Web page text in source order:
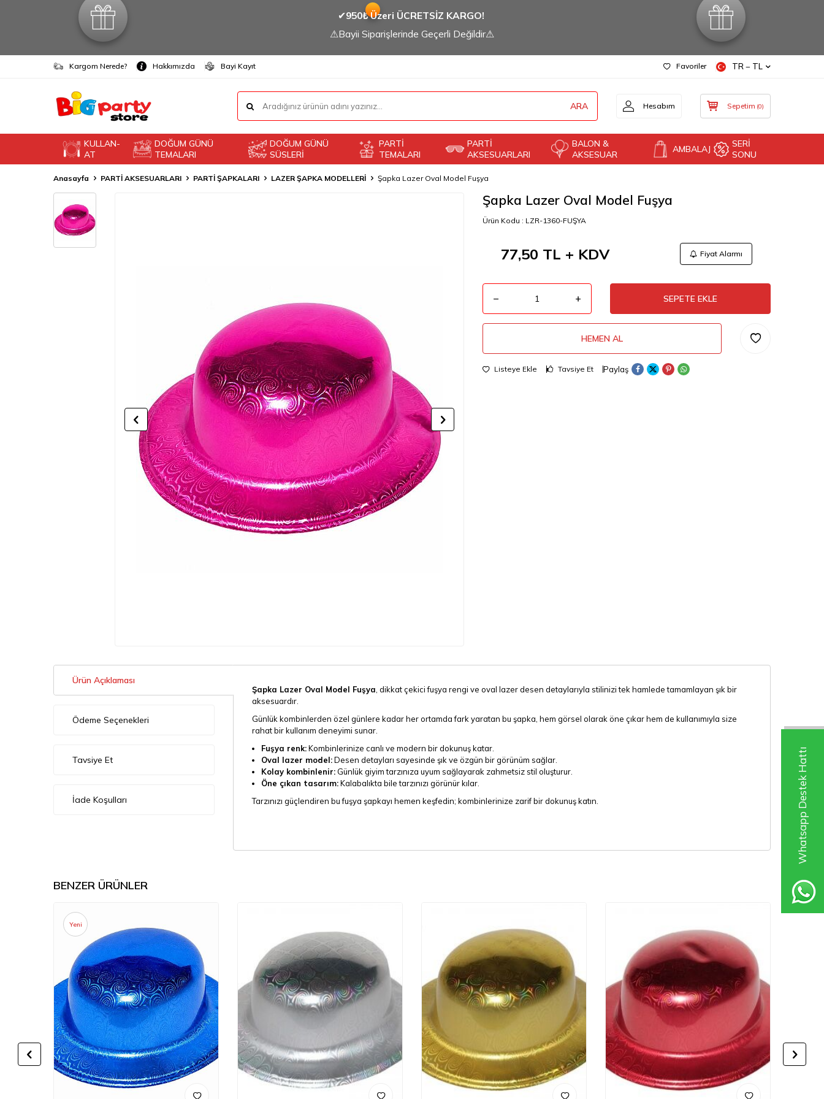
Whatsapp Destek Hattı
✔950₺ Üzeri ÜCRETSİZ KARGO!
⚠Bayii Siparişlerinde Geçerli Değildir⚠
Kargom Nerede? Hakkımızda Bayi Kayıt Favoriler TR − TL
ARA Hesabım Sepetim (0)
KULLAN-
AT
DOĞUM GÜNÜ
TEMALARI
DOĞUM GÜNÜ
SÜSLERİ
PARTİ
TEMALARI
PARTİ
AKSESUARLARI
BALON &
AKSESUAR
AMBALAJ
SERİ
SONU
Anasayfa PARTİ AKSESUARLARI PARTİ ŞAPKALARI LAZER ŞAPKA MODELLERİ Şapka Lazer Oval Model Fuşya
Şapka Lazer Oval Model Fuşya
Ürün Kodu : LZR-1360-FUŞYA
77,50 TL + KDV Fiyat Alarmı
SEPETE EKLE
HEMEN AL
Listeye Ekle Tavsiye Et Paylaş
Ürün Açıklaması
Ödeme Seçenekleri
Tavsiye Et
İade Koşulları
Şapka Lazer Oval Model Fuşya, dikkat çekici fuşya rengi ve oval lazer desen detaylarıyla stilinizi tek hamlede tamamlayan şık bir
aksesuardır.
Günlük kombinlerden özel günlere kadar her ortamda fark yaratan bu şapka, hem görsel olarak öne çıkar hem de kullanımıyla size
rahat bir kullanım deneyimi sunar.
Fuşya renk:Kombinlerinize canlı ve modern bir dokunuş katar.
Oval lazer model:Desen detayları sayesinde şık ve özgün bir görünüm sağlar.
Kolay kombinlenir:Günlük giyim tarzınıza uyum sağlayarak zahmetsiz stil oluşturur.
Öne çıkan tasarım:Kalabalıkta bile tarzınızı görünür kılar.
Tarzınızı güçlendiren bu fuşya şapkayı hemen keşfedin; kombinlerinize zarif bir dokunuş katın.
BENZER ÜRÜNLER
Yeni